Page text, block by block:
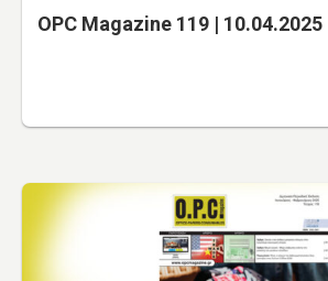
OPC Magazine 119 | 10.04.2025